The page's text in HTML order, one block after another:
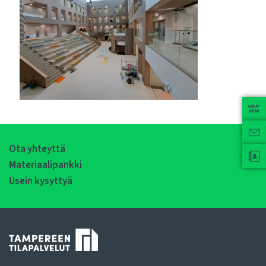
Ota yhteyttä
Materiaalipankki
Usein kysyttyä